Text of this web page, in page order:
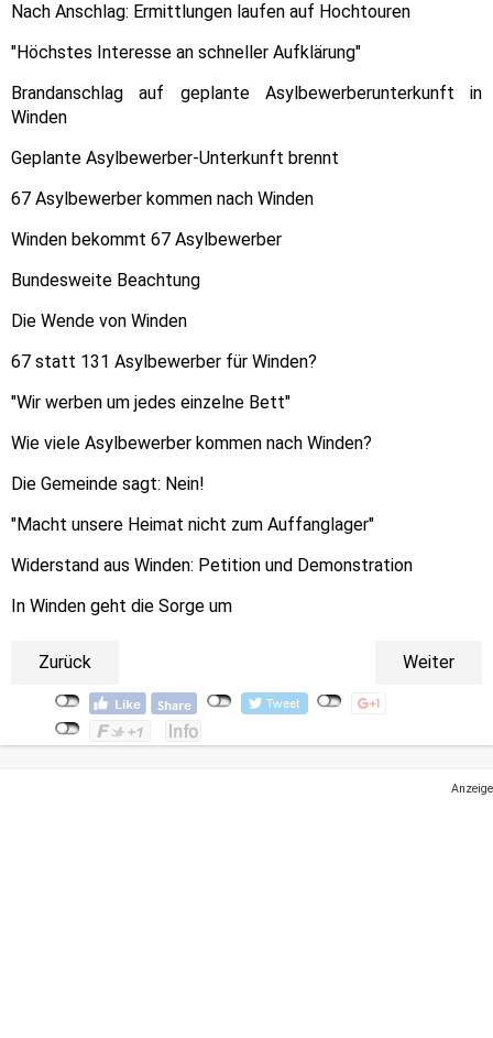
Nach Anschlag: Ermittlungen laufen auf Hochtouren
"Höchstes Interesse an schneller Aufklärung"
Brandanschlag auf geplante Asylbewerberunterkunft in
Winden
Geplante Asylbewerber-Unterkunft brennt
67 Asylbewerber kommen nach Winden
Winden bekommt 67 Asylbewerber
Bundesweite Beachtung
Die Wende von Winden
67 statt 131 Asylbewerber für Winden?
"Wir werben um jedes einzelne Bett"
Wie viele Asylbewerber kommen nach Winden?
Die Gemeinde sagt: Nein!
"Macht unsere Heimat nicht zum Auffanglager"
Widerstand aus Winden: Petition und Demonstration
In Winden geht die Sorge um
Zurück Weiter
Anzeige